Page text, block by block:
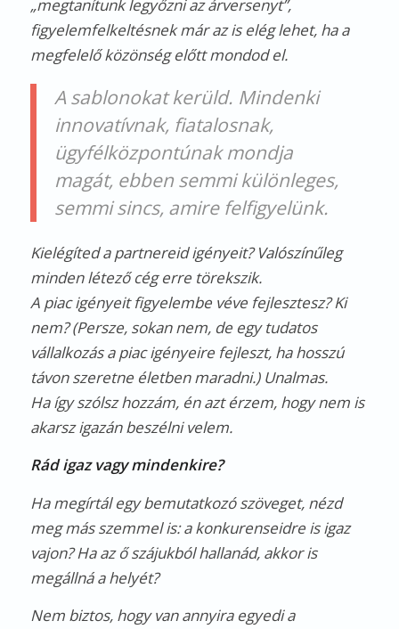
„megtanítunk legyőzni az árversenyt”,
figyelemfelkeltésnek már az is elég lehet, ha a
megfelelő közönség előtt mondod el.
A sablonokat kerüld. Mindenki
innovatívnak, fiatalosnak,
ügyfélközpontúnak mondja
magát, ebben semmi különleges,
semmi sincs, amire felfigyelünk.
Kielégíted a partnereid igényeit? Valószínűleg
minden létező cég erre törekszik.
A piac igényeit figyelembe véve fejlesztesz? Ki
nem? (Persze, sokan nem, de egy tudatos
vállalkozás a piac igényeire fejleszt, ha hosszú
távon szeretne életben maradni.) Unalmas.
Ha így szólsz hozzám, én azt érzem, hogy nem is
akarsz igazán beszélni velem.
Rád igaz vagy mindenkire?
Ha megírtál egy bemutatkozó szöveget, nézd
meg más szemmel is: a konkurenseidre is igaz
vajon? Ha az ő szájukból hallanád, akkor is
megállná a helyét?
Nem biztos, hogy van annyira egyedi a